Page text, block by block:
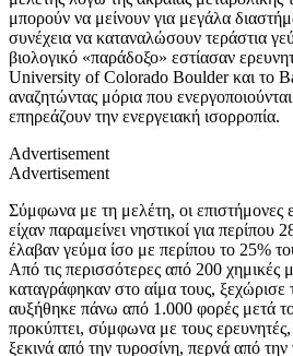
μπορούν να μείνουν για μεγάλα
συνέχεια να καταναλώσουν τεράστια
βιολογικό «παράδοξο» εστίασαν
University of Colorado Boulder και το
αναζητώντας μόρια που
επηρεάζουν την ενεργειακή ισορροπία.
Advertisement
Advertisement
Σύμφωνα με τη μελέτη, οι επιστήμονες
είχαν παραμείνει νηστικοί για περίπου
έλαβαν γεύμα ίσο με περίπου το 25%
Από τις περισσότερες από 200 χημικές
καταγράφηκαν στο αίμα τους,
αυξήθηκε πάνω από 1.000 φορές μετά
προκύπτει, σύμφωνα με τους
ξεκινά από την τυροσίνη, περνά από